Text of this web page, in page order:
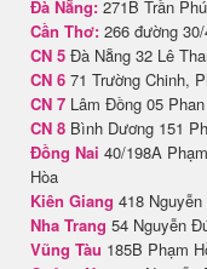
Đà Nẵng: 271B Trần
Cần Thơ: 266 đường
CN 5 Đà Nẵng 32 Lê
CN 6 71 Trường Chinh,
CN 7 Lâm Đồng 05
CN 8 Bình Dương 151
Đồng Nai 40/198A
Hòa
Kiên Giang 418
Nha Trang 54 Nguyễn
Vũng Tàu 185B Phạm